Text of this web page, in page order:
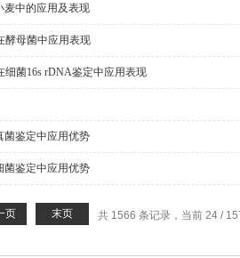
麦中的应用及表现
酵母菌中应用表现
细菌16s rDNA鉴定中应用表现
菌鉴定中应用优势
菌鉴定中应用优势
共 1566 条记录，当前 24 /
页 末页